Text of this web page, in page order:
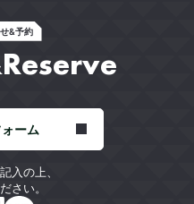
&予約
ーム
入の上、
さい。